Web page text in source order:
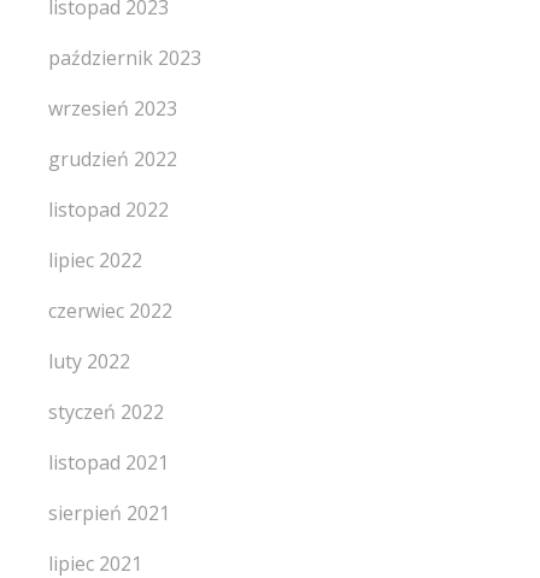
listopad 2023
październik 2023
wrzesień 2023
grudzień 2022
listopad 2022
lipiec 2022
czerwiec 2022
luty 2022
styczeń 2022
listopad 2021
sierpień 2021
lipiec 2021